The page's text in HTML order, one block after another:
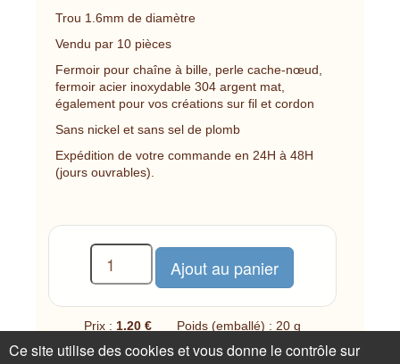
Trou 1.6mm de diamètre
Vendu par 10 pièces
Fermoir pour chaîne à bille, perle cache-nœud,
fermoir acier inoxydable 304 argent mat,
également pour vos créations sur fil et cordon
Sans nickel et sans sel de plomb
Expédition de votre commande en 24H à 48H
(jours ouvrables).
Prix : 1.20 € Poids (emballé) : 20 g
1 disponible(s)
Ce site utilise des cookies et vous donne le contrôle sur